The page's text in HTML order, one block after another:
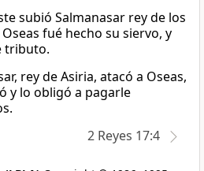
subió Salmanasar rey de los
fué hecho su siervo, y
tributo.
rey de Asiria, atacó a Oseas,
y lo obligó a pagarle
2 Reyes 17:4